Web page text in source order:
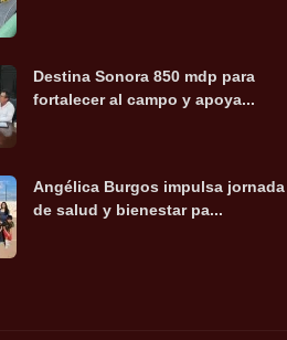
Destina Sonora 850 mdp para
fortalecer al campo y apoya...
Angélica Burgos impulsa jornada
de salud y bienestar pa...